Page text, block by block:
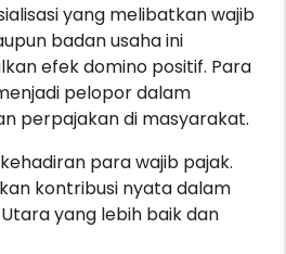
yang melibatkan wajib
badan usaha ini
efek domino positif. Para
pelopor dalam
perpajakan di masyarakat.
para wajib pajak.
kontribusi nyata dalam
yang lebih baik dan